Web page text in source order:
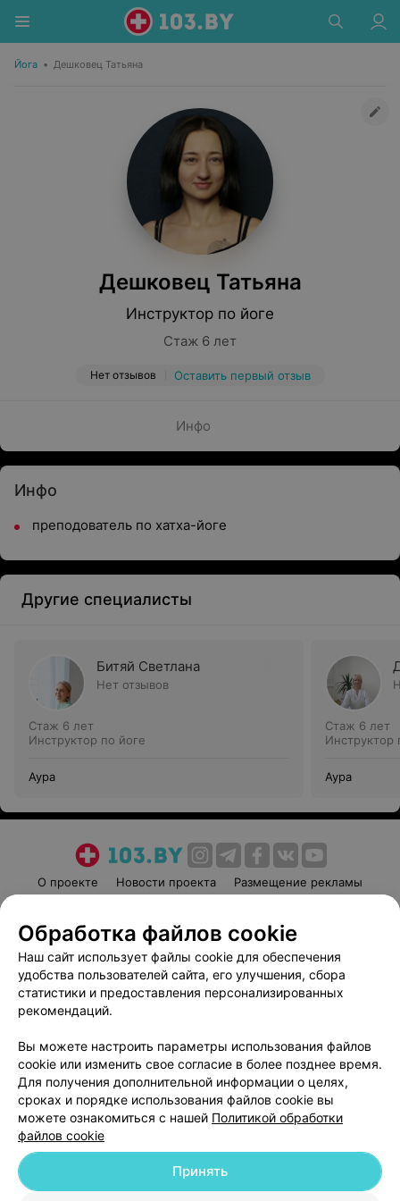
Йога • Дешковец Татьяна
Дешковец Татьяна
Инструктор по йоге
Стаж 6 лет
Нет отзывов Оставить первый отзыв
Инфо
Инфо
преподователь по хатха-йоге
Другие специалисты
Битяй Светлана
Нет отзывов
Стаж 6 лет
Инструктор по йоге
Аура
Стаж 6 лет
Инструктор
Аура
О проекте Новости проекта
Размещение рекламы
Пользовательское соглашение
Способы оплаты
Вакансии
Партнеры
Написать руководителю 103.by
Обработка персональных данных
© 2026 ООО «Артокс Лаб», УНП 191700409
| 220012, Республика Беларусь,
Обработка файлов cookie
Наш сайт использует файлы cookie для обеспечения
удобства пользователей сайта, его улучшения, сбора
статистики и предоставления персонализированных
рекомендаций.
Вы можете настроить параметры использования файлов
cookie или изменить свое согласие в более позднее время.
Для получения дополнительной информации о целях,
сроках и порядке использования файлов cookie вы
можете ознакомиться с нашей Политикой обработки
файлов cookie
Принять